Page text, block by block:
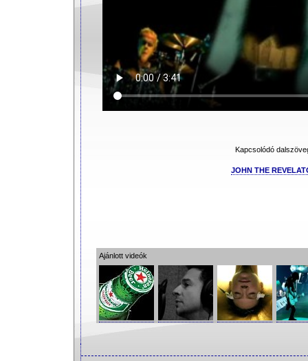
Kapcsolódó
JOHN THE
Ajánlott videók